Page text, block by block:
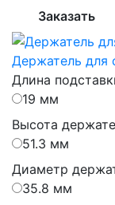
Заказать
Держатель для
Длина
19 мм
Высота
51.3 мм
Диаметр
35.8 мм